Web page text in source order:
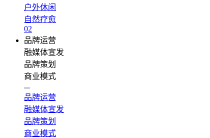
户外休闲
自然疗愈
02
品牌运营
融媒体宣发
品牌策划
商业模式
...
品牌运营
融媒体宣发
品牌策划
商业模式